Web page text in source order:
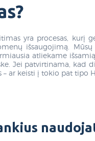
yra procesas, kurį
išsaugojimą.
atliekame
Jei patvirtinama, kad
ar keisti į tokio pat tipo